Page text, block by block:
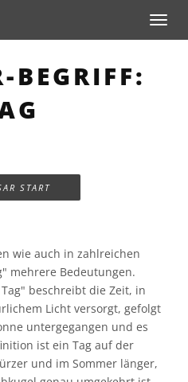
Toggle
BEGRIFF:
START
wie auch in zahlreichen
mehrere Bedeutungen.
beschreibt die Zeit, in
Licht versorgt, gefolgt
untergegangen und es
ist ein Tag auf der
und im Sommer länger,